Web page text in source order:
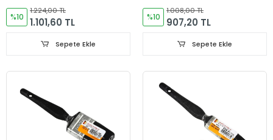
%10
1.224,00 TL
1.101,60 TL
Sepete Ekle
%10
1.008,00 TL
907,20 TL
Sepete Ekle